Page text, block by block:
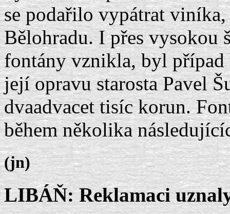
se podařilo vypátrat
Bělohradu. I přes vysokou
fontány vznikla, byl případ
její opravu starosta Pavel
dvaadvacet tisíc korun.
během několika
(jn)
LIBÁŇ: Reklamaci